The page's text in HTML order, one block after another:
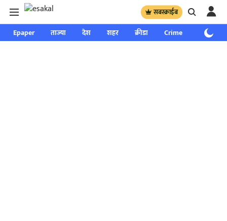
सबस्क्राईब
Epaper ताज्या देश शहर क्रीडा Crime साप्ताहिक